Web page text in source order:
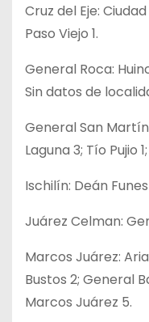
Cruz del Eje:
Paso Viejo 1.
General Roca:
Sin datos de
General San
Laguna 3; Tío Pujio
Ischilín: Deán
Juárez Celman:
Marcos Juárez:
Bustos 2; General
Marcos Juárez 5.